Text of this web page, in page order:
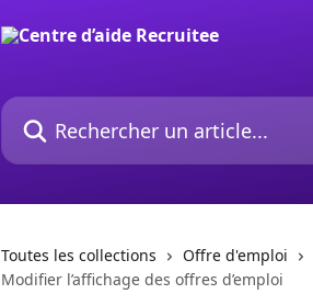
Rechercher un article...
Toutes les collections Offre d'emploi
Modifier l’affichage des offres d’emploi